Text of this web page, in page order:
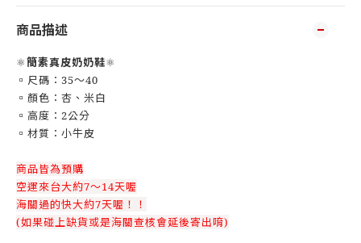
商品描述
⚛️簡素真皮奶奶鞋⚛️
▫️尺碼：35～40
▫️顏色：杏、米白
▫️高度：2公分
▫️材質：小牛皮
商品皆為預購
空運來台大約7～14天喔
海關過的快大約7天喔！！
(如果碰上缺貨或是海關查核會延後寄出唷)